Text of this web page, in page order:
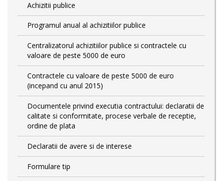
Achizitii publice
Programul anual al achizitiilor publice
Centralizatorul achizitiilor publice si contractele cu
valoare de peste 5000 de euro
Contractele cu valoare de peste 5000 de euro
(incepand cu anul 2015)
Documentele privind executia contractului: declaratii de
calitate si conformitate, procese verbale de receptie,
ordine de plata
Declaratii de avere si de interese
Formulare tip